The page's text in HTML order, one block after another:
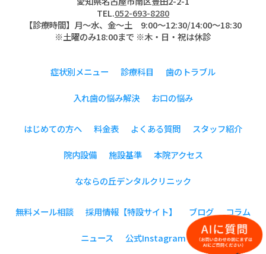
TEL.052-693-8280
【診療時間】月〜水、金～土 9:00〜12:30/14:00～18:30
※土曜のみ18:00まで ※木・日・祝は休診
症状別メニュー 診療科目 歯のトラブル
入れ歯の悩み解決 お口の悩み
はじめての方へ 料金表 よくある質問 スタッフ紹介
院内設備 施設基準 本院アクセス
なならの丘デンタルクリニック
無料メール相談 採用情報【特設サイト】 ブログ コラム
ニュース 公式Instagram